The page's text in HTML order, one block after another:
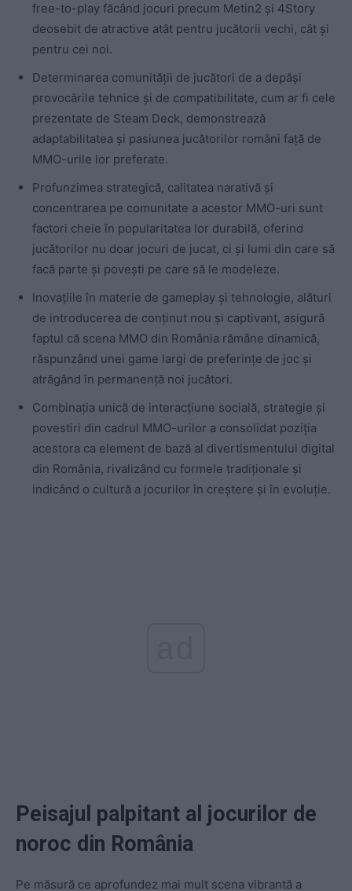
free-to-play făcând jocuri precum Metin2 și 4Story
deosebit de atractive atât pentru jucătorii vechi, cât și
pentru cei noi.
Determinarea comunității de jucători de a depăși
provocările tehnice și de compatibilitate, cum ar fi cele
prezentate de Steam Deck, demonstrează
adaptabilitatea și pasiunea jucătorilor români față de
MMO-urile lor preferate.
Profunzimea strategică, calitatea narativă și
concentrarea pe comunitate a acestor MMO-uri sunt
factori cheie în popularitatea lor durabilă, oferind
jucătorilor nu doar jocuri de jucat, ci și lumi din care să
facă parte și povești pe care să le modeleze.
Inovațiile în materie de gameplay și tehnologie, alături
de introducerea de conținut nou și captivant, asigură
faptul că scena MMO din România rămâne dinamică,
răspunzând unei game largi de preferințe de joc și
atrăgând în permanență noi jucători.
Combinația unică de interacțiune socială, strategie și
povestiri din cadrul MMO-urilor a consolidat poziția
acestora ca element de bază al divertismentului digital
din România, rivalizând cu formele tradiționale și
indicând o cultură a jocurilor în creștere și în evoluție.
Peisajul palpitant al jocurilor de
noroc din România
Pe măsură ce aprofundez mai mult scena vibrantă a